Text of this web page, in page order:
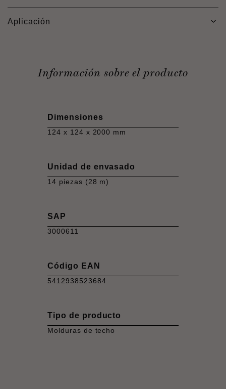
Aplicación
Información sobre el producto
Dimensiones
124 x 124 x 2000 mm
Unidad de envasado
14 piezas (28 m)
SAP
3000611
Código EAN
5412938523684
Tipo de producto
Molduras de techo